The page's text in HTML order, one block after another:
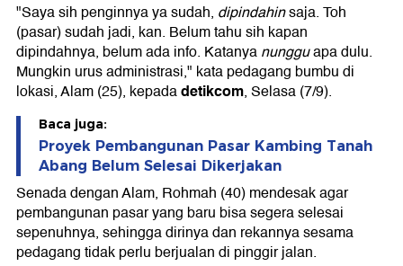
"Saya sih penginnya ya sudah, dipindahinsaja. Toh
(pasar) sudah jadi, kan. Belum tahu sih kapan
dipindahnya, belum ada info. Katanyanungguapa dulu.
Mungkin urus administrasi," kata pedagang bumbu di
lokasi, Alam (25), kepadadetikcom, Selasa (7/9).
Baca juga:
Proyek Pembangunan Pasar Kambing Tanah
Abang Belum Selesai Dikerjakan
Senada dengan Alam, Rohmah (40) mendesak agar
pembangunan pasar yang baru bisa segera selesai
sepenuhnya, sehingga dirinya dan rekannya sesama
pedagang tidak perlu berjualan di pinggir jalan.